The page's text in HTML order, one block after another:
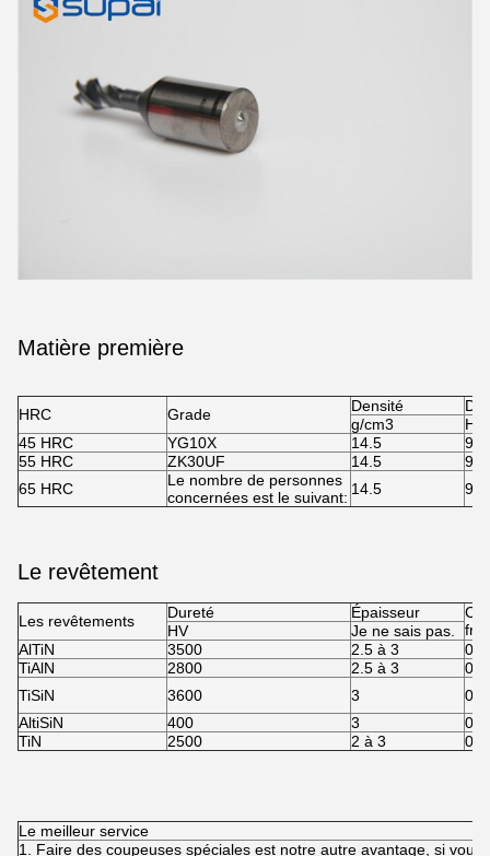
Matière première
HRC Grade Densité
g/cm3
45 HRC
YG10X 14.5
55 HRC
ZK30UF 14.5
92
65 HRC
Le nombre de personnes
concernées est le suivant: 14.5 93
Le revêtement
Les revêtements Dureté Épaisseur
HV
Je ne sais pas.
AlTiN
3500 2.5 à 3
0.3
TiAlN
2800 2.5 à 3
0.3
TiSiN
3600 3
AltiSiN
400 3
0.4
TiN
2500 2 à 3 0.5
Le meilleur service
1. Faire des coupeuses spéciales est notre autre avantage, si vous